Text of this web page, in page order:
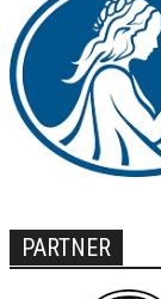
PARTNER